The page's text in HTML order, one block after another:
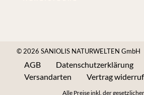
© 2026 SANIOLIS NATURWELTEN GmbH
AGB Datenschutzerklärung
Versandarten
Vertrag
Alle Preise inkl. der